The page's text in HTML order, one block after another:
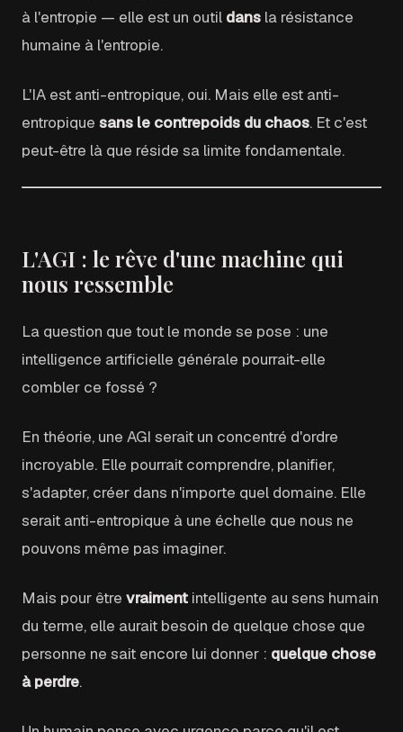
à l'entropie — elle est un outil dans la résistance
humaine à l'entropie.
L'IA est anti-entropique, oui. Mais elle est anti-
entropique sans le contrepoids du chaos. Et c'est
peut-être là que réside sa limite fondamentale.
L'AGI : le rêve d'une machine qui
nous ressemble
La question que tout le monde se pose : une
intelligence artificielle générale pourrait-elle
combler ce fossé ?
En théorie, une AGI serait un concentré d'ordre
incroyable. Elle pourrait comprendre, planifier,
s'adapter, créer dans n'importe quel domaine. Elle
serait anti-entropique à une échelle que nous ne
pouvons même pas imaginer.
Mais pour être vraiment intelligente au sens humain
du terme, elle aurait besoin de quelque chose que
personne ne sait encore lui donner : quelque chose
à perdre.